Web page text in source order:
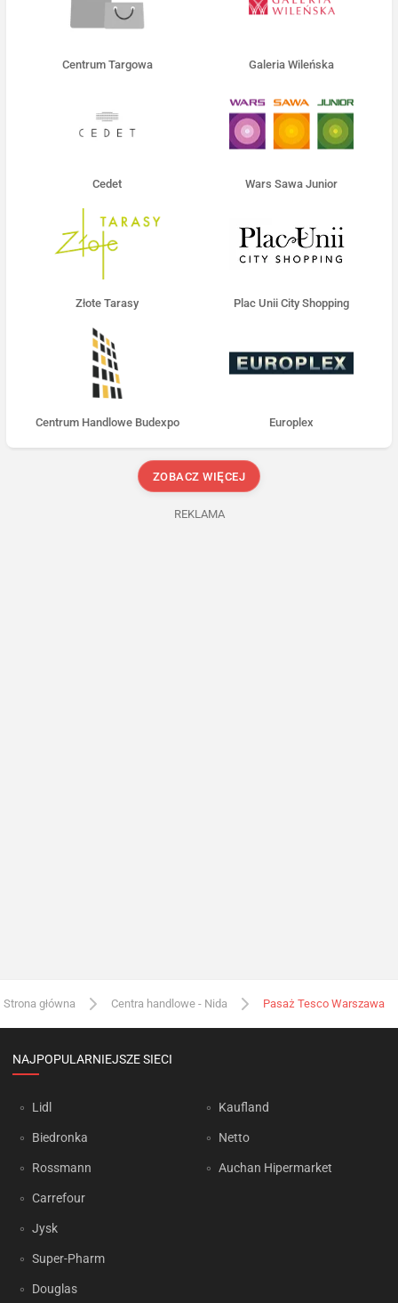
Centrum Targowa Galeria Wileńska
Cedet Wars Sawa Junior
Złote Tarasy Plac Unii City Shopping
Centrum Handlowe Budexpo Europlex
ZOBACZ WIĘCEJ
REKLAMA
Strona główna Centra handlowe - Nida Pasaż Tesco Warszawa
NAJPOPULARNIEJSZE SIECI
Lidl
Biedronka
Rossmann
Carrefour
Jysk
Super-Pharm
Douglas
Kaufland
Netto
Auchan Hipermarket